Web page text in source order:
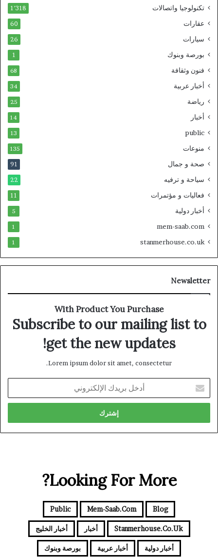
تكنولوجيا واتصالات 1٬318
عقارات 60
سيارات 26
بورصة وبنوك 1
فنون وثقافة 68
أخبار عربية 34
رياضة 25
أخبار 14
public
13
منوعات 135
صحة و جمال 91
سياحة و ترفيه 22
فعاليات و مؤتمرات 11
أخبار دولية 5
mem-saab.com
1
stanmerhouse.co.uk
1
Newsletter
With Product You Purchase
Subscribe to our mailing list to
get the new updates!
Lorem ipsum dolor sit amet, consectetur.
بريدك
الإلكتروني
Looking For More?
Blog
Mem-Saab.com
Public
Stanmerhouse.co.uk أخبار أخبار الخليج
أخبار دولية أخبار عربية بورصة وبنوك